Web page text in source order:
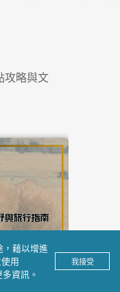
+冰島21
Tody的專業與
一指定選Tody
略與文
，藉以增進
用
資訊。
我接受